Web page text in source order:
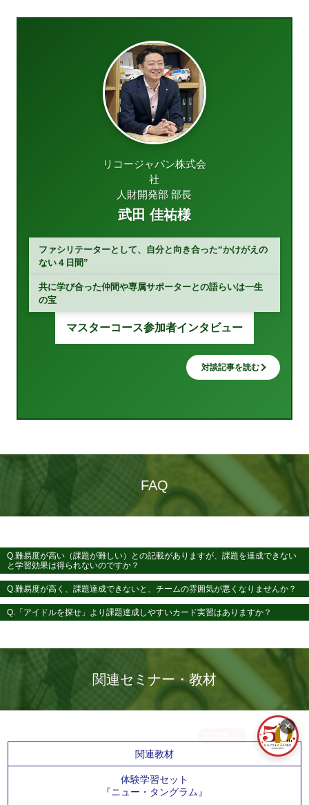
マスターコース参加者インタビュー
ファシリテーターとして、自分と向き合った“かけがえの
ない４日間”
共に学び合った仲間や専属サポーターとの語らいは一生
の宝
リコージャパン株式会
社
人財開発部 部長
武田 佳祐様
対談記事を読む
FAQ
Q.難易度が高い（課題が難しい）との記載がありますが、課題を達成できない
と学習効果は得られないのですか？
Q.難易度が高く、課題達成できないと、チームの雰囲気が悪くなりませんか？
Q.「アイドルを探せ」より課題達成しやすいカード実習はありますか？
関連セミナー・教材
関連教材
体験学習セット
『ニュー・タングラム』
✕